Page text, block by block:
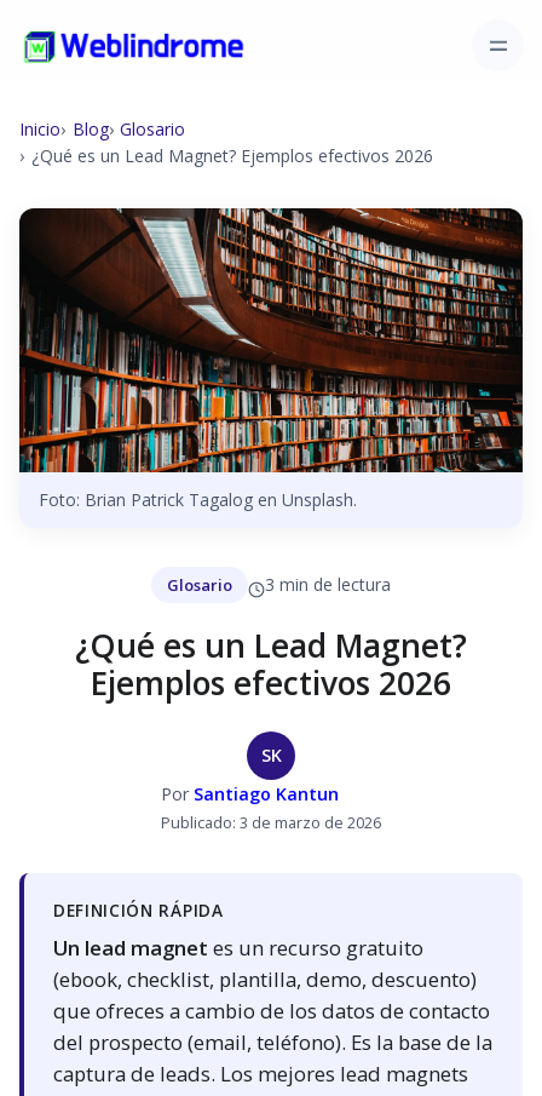
Inicio Blog Glosario
¿Qué es un Lead Magnet? Ejemplos efectivos 2026
Foto: Brian Patrick Tagalog en Unsplash.
Glosario 3 min de lectura
¿Qué es un Lead Magnet?
Ejemplos efectivos 2026
SK
Por Santiago Kantun
Publicado: 3 de marzo de 2026
DEFINICIÓN RÁPIDA
Un lead magnet es un recurso gratuito
(ebook, checklist, plantilla, demo, descuento)
que ofreces a cambio de los datos de contacto
del prospecto (email, teléfono). Es la base de la
captura de leads. Los mejores lead magnets